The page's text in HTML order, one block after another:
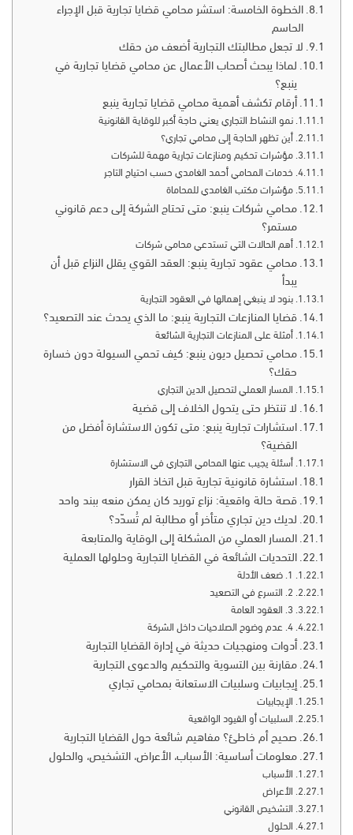
الخطوة الخامسة: استشر محامي قضايا تجارية قبل الإجراء
الحاسم
لا تجعل مطالبتك التجارية أضعف من حقك
لماذا يبحث أصحاب الأعمال عن محامي قضايا تجارية في
ينبع؟
أرقام تكشف أهمية محامي قضايا تجارية ينبع
نمو النشاط التجاري يعني حاجة أكبر للوقاية القانونية
أين تظهر الحاجة إلى محامي تجاري؟
مؤشرات تحكيم ومنازعات تجارية مهمة للشركات
خدمات المحامي أحمد الغامدي حسب احتياج التاجر
مؤشرات مكتب الغامدي للمحاماة
محامي شركات ينبع: متى تحتاج الشركة إلى دعم قانوني
مستمر؟
أهم الحالات التي تستدعي محامي شركات
محامي عقود تجارية ينبع: العقد القوي يقلل النزاع قبل أن
يبدأ
بنود لا ينبغي إهمالها في العقود التجارية
قضايا المنازعات التجارية ينبع: ما الذي يحدث عند التصعيد؟
أمثلة على المنازعات التجارية الشائعة
محامي تحصيل ديون ينبع: كيف تحمي السيولة دون خسارة
حقك؟
المسار العملي لتحصيل الدين التجاري
لا تنتظر حتى يتحول الخلاف إلى قضية
استشارات تجارية ينبع: متى تكون الاستشارة أفضل من
القضية؟
أسئلة يجيب عنها المحامي التجاري في الاستشارة
استشارة قانونية تجارية قبل اتخاذ القرار
قصة حالة واقعية: نزاع توريد كان يمكن منعه ببند واحد
لديك دين تجاري متأخر أو مطالبة لم تُسدّد؟
المسار العملي من المشكلة إلى الوقاية والمتابعة
التحديات الشائعة في القضايا التجارية وحلولها العملية
1. ضعف الأدلة
2. التسرع في التصعيد
3. العقود العامة
4. عدم وضوح الصلاحيات داخل الشركة
أدوات ومنهجيات حديثة في إدارة القضايا التجارية
مقارنة بين التسوية والتحكيم والدعوى التجارية
إيجابيات وسلبيات الاستعانة بمحامي تجاري
الإيجابيات
السلبيات أو القيود الواقعية
صحيح أم خاطئ؟ مفاهيم شائعة حول القضايا التجارية
معلومات أساسية: الأسباب، الأعراض، التشخيص، والحلول
الأسباب
الأعراض
التشخيص القانوني
الحلول